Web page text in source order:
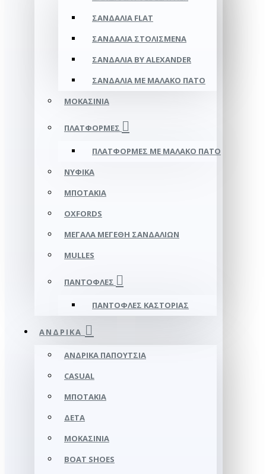
ΣΑΝΔΆΛΙΑ FLAT
ΣΑΝΔΆΛΙΑ ΣΤΟΛΙΣΜΈΝΑ
ΣΑΝΔΆΛΙΑ BY ALEXANDER
ΣΑΝΔΆΛΙΑ ΜΕ ΜΑΛΑΚΌ ΠΆΤΟ
ΜΟΚΑΣΊΝΙΑ
ΠΛΑΤΦΌΡΜΕΣ
ΠΛΑΤΦΟΡΜΕΣ ΜΕ ΜΑΛΑΚΟ ΠΑΤΟ
ΝΥΦΙΚΆ
ΜΠΟΤΆΚΙΑ
OXFORDS
ΜΕΓΆΛΑ ΜΕΓΈΘΗ ΣΑΝΔΑΛΙΏΝ
MULLES
ΠΑΝΤΌΦΛΕΣ
ΠΑΝΤΌΦΛΕΣ ΚΑΣΤΟΡΙΆΣ
ΑΝΔΡΙΚΆ
ΑΝΔΡΙΚΆ ΠΑΠΟΎΤΣΙΑ
CASUAL
ΜΠΟΤΆΚΙΑ
ΔΕΤΆ
ΜΟΚΑΣΊΝΙΑ
BOAT SHOES